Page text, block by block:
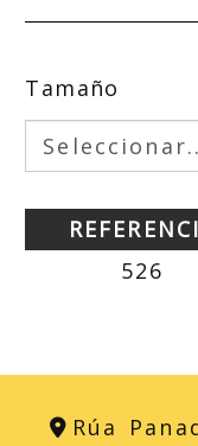
Tamaño
526
Rúa